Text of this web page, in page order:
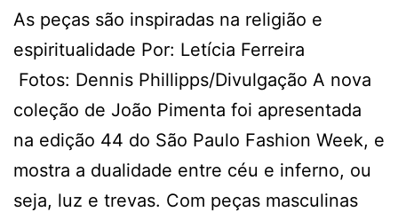
As peças são inspiradas na religião e
espiritualidade Por: Letícia Ferreira
Fotos: Dennis Phillipps/Divulgação A nova
coleção de João Pimenta foi apresentada
na edição 44 do São Paulo Fashion Week, e
mostra a dualidade entre céu e inferno, ou
seja, luz e trevas. Com peças masculinas